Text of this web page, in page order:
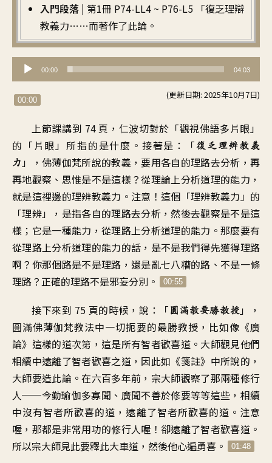
入門段落 | 第1冊 P74-LL4 ~ P76-L5 「復乏理辯
教義力……而著作了此論。
訊
播
00:00 04:03
(更新日期: 2025年10月7日)
00:00
上節課講到 74 頁 ， 仁波切對於「觀視佛語多片眼」
的「片眼」所指的是什麼 。 接著是：「復乏理辨教義
力」，佛薄伽梵所說的教義 ，要用各自的理路去分析 ，再
再地觀察、思惟是不是這樣？從理論上分析道理的能力 ，
就是這裡邊的理辨教義力 。 注意 ！ 這個「理辨教義力」的
「理辨」， 是指各自的理路去分析 ，然後去觀察是不是這
樣 ； 它是一種能力 ，從理路上分析道理的能力 。那麼要有
從理路上分析道理的能力的話 ， 是不是我們得先獲得理路
啊 ？ 你那個路是不是理路 ，還是亂七八糟的路 、 不是一條
理路？正確的理路不是邪妄分別 。 00:55
接下來到 75 頁的時候 ，說：「 圓滿教要勝教授」，
圓滿佛薄伽梵教法中一切扼要的最勝教授 ， 比如像《廣
論》這樣的道次第 ， 這是所有智者歡喜道 。 大師觀見他們
相續中遠離了智者歡喜之道 ， 因此如《箋註》中所說的 ，
大師要造此論 。在六百多年前，宗大師觀察了那兩種修行
人──今勤瑜伽多寡聞 、 廣聞不善於修要等等這些 ， 相續
中沒有智者所歡喜的道 ， 遠離了智者所歡喜的道 。 注意
喔 ， 那都是非常用功的修行人喔 ！ 卻遠離了智者歡喜道 。
所以宗大師見此要釋此大車道 ， 然後他心遍勇喜 。 01:48